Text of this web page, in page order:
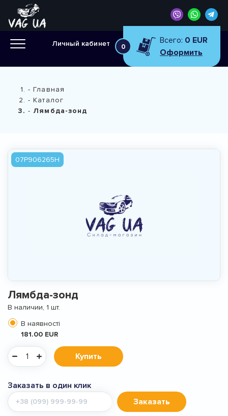
Личный кабинет 0
Всего: 0 EUR
Оформить
Главная
Каталог
Лямбда-зонд
07P906265H
Лямбда-зонд
В наличии, 1 шт.
В наявності
181.00 EUR
Купить
Заказать в один клик
Мобильный
телефон
Заказать